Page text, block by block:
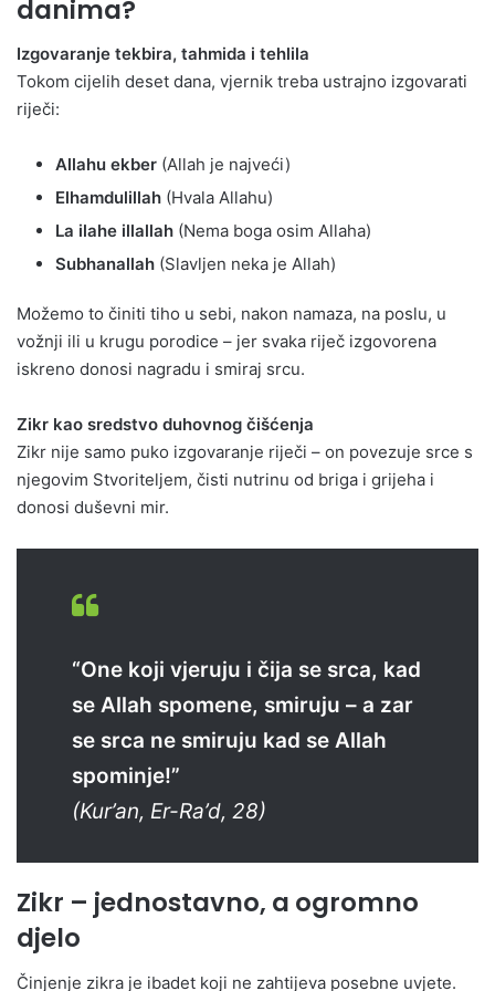
danima?
Izgovaranje tekbira, tahmida i tehlila
Tokom cijelih deset dana, vjernik treba ustrajno izgovarati
riječi:
Allahu ekber (Allah je najveći)
Elhamdulillah (Hvala Allahu)
La ilahe illallah (Nema boga osim Allaha)
Subhanallah (Slavljen neka je Allah)
Možemo to činiti tiho u sebi, nakon namaza, na poslu, u
vožnji ili u krugu porodice – jer svaka riječ izgovorena
iskreno donosi nagradu i smiraj srcu.
Zikr kao sredstvo duhovnog čišćenja
Zikr nije samo puko izgovaranje riječi – on povezuje srce s
njegovim Stvoriteljem, čisti nutrinu od briga i grijeha i
donosi duševni mir.
“One koji vjeruju i čija se srca, kad
se Allah spomene, smiruju – a zar
se srca ne smiruju kad se Allah
spominje!”
(Kur’an, Er-Ra’d, 28)
Zikr – jednostavno, a ogromno
djelo
Činjenje zikra je ibadet koji ne zahtijeva posebne uvjete.